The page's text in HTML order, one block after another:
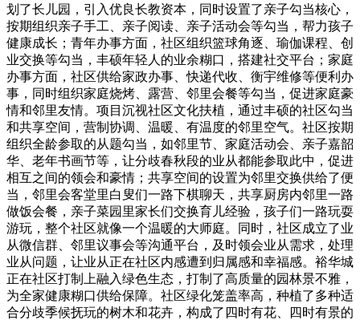
划了长儿园，引入优良长教资本，同时设置了亲子勾当核心，
按期组织亲子手工、亲子阅读、亲子活动会等勾当，帮力孩子
健康成长；青年办事方面，社区组织篮球角逐、瑜伽课程、创
业交换等勾当，丰硕年轻人的业余糊口，搭建社交平台；家庭
办事方面，社区供给家政办事、快递代收、衡宇维修等便利办
事，同时组织家庭烧烤、露营、邻里会餐等勾当，促进家庭豪
情和邻里友情。项目沉视社区文化扶植，通过丰硕的社区勾当
和共享空间，营制协调、温暖、有温度的邻里空气。社区按期
组织全龄参取的从题勾当，如邻里节、家庭活动会、亲子嘉韶
华、老年书画节等，让分歧春秋段的业从都能参取此中，促进
相互之间的领会和豪情；共享空间的设置为邻里交换供给了便
当，邻里会客堂里白叟们一路下棋聊天，共享厨房内邻里一路
做饭会餐，亲子菜园里家长们交换育儿经验，孩子们一路玩耍
游玩，整个社区就像一个温暖的大师庭。同时，社区成立了业
从微信群、邻里议事会等沟通平台，及时领会业从需求，处理
业从问题，让业从正在社区内感遭到归属感和幸福感。裕华城
正在社区打制上融入绿色生态，打制了高质量的园林景不雅，
为全家健康糊口供给保障。社区绿化笼盖率高，种植了多种适
合分歧季候抚玩的树木和花卉，构成了四时有花、四时有景的